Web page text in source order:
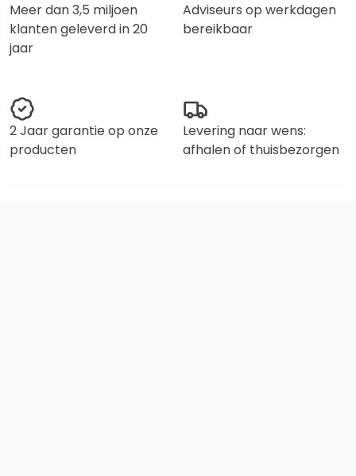
Meer dan 3,5 miljoen
klanten geleverd in 20
jaar
Adviseurs op werkdagen
bereikbaar
2 Jaar garantie op onze
producten
Levering naar wens:
afhalen of thuisbezorgen